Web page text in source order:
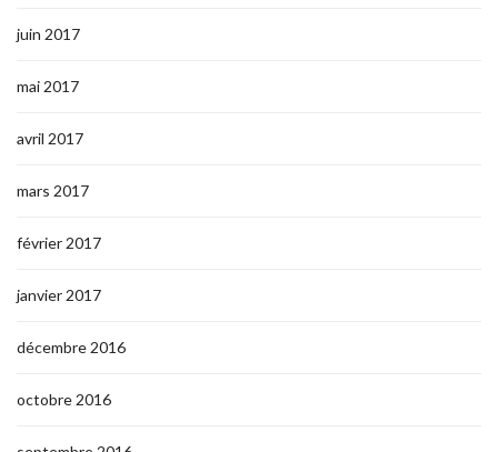
juin 2017
mai 2017
avril 2017
mars 2017
février 2017
janvier 2017
décembre 2016
octobre 2016